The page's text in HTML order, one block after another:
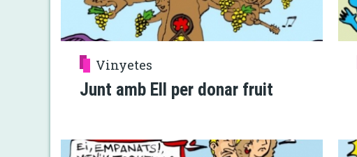
Vinyetes
Junt amb Ell per donar fruit